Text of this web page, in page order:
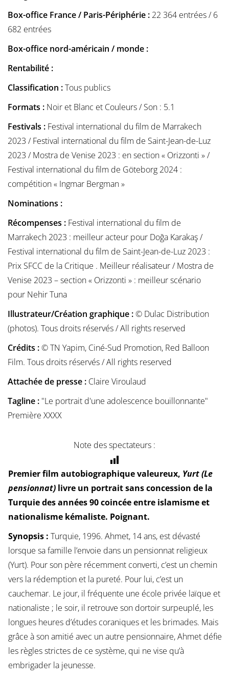
Box-office France / Paris-Périphérie : 22 364 entrées / 6
682 entrées
Box-office nord-américain / monde :
Rentabilité :
Classification :Tous publics
Formats : Noir et Blanc et Couleurs / Son : 5.1
Festivals : Festival international du film de Marrakech
2023 / Festival international du film de Saint-Jean-de-Luz
2023 / Mostra de Venise 2023 : en section « Orizzonti » /
Festival international du film de Göteborg 2024 :
compétition « Ingmar Bergman »
Nominations :
Récompenses : Festival international du film de
Marrakech 2023 : meilleur acteur pour Doğa Karakaş /
Festival international du film de Saint-Jean-de-Luz 2023 :
Prix SFCC de la Critique . Meilleur réalisateur / Mostra de
Venise 2023 – section « Orizzonti » : meilleur scénario
pour Nehir Tuna
Illustrateur/Création graphique :© Dulac Distribution
(photos). Tous droits réservés / All rights reserved
Crédits :© TN Yapim, Ciné-Sud Promotion, Red Balloon
Film. Tous droits réservés / All rights reserved
Attachée de presse : Claire Viroulaud
Tagline : "Le portrait d'une adolescence bouillonnante"
Première XXXX
Note des spectateurs :
Premier film autobiographique valeureux, Yurt (Le
pensionnat)livre un portrait sans concession de la
Turquie des années 90 coincée entre islamisme et
nationalisme kémaliste. Poignant.
Synopsis : Turquie, 1996. Ahmet, 14 ans, est dévasté
lorsque sa famille l’envoie dans un pensionnat religieux
(Yurt). Pour son père récemment converti, c’est un chemin
vers la rédemption et la pureté. Pour lui, c’est un
cauchemar. Le jour, il fréquente une école privée laïque et
nationaliste ; le soir, il retrouve son dortoir surpeuplé, les
longues heures d’études coraniques et les brimades. Mais
grâce à son amitié avec un autre pensionnaire, Ahmet défie
les règles strictes de ce système, qui ne vise qu’à
embrigader la jeunesse.